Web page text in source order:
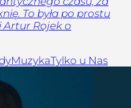
To była po prostu
Artur Rojek o
MuzykaTylko u Nas